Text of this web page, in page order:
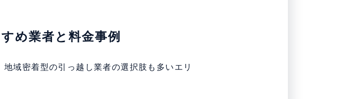
め業者と料金事例
域密着型の引っ越し業者の選択肢も多いエリ